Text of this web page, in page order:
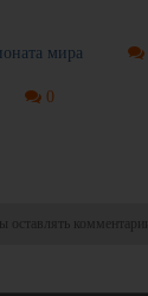
мира
0
оставлять комментарии